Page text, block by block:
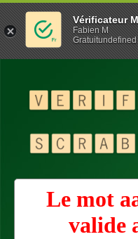
Le mot
valide
Vérificateur
Fabien M
Gratuitundefined